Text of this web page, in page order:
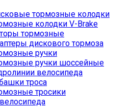
тормозные колодки
колодки V-Brake
тормозные
дискового тормоза
ручки
ручки шоссейные
велосипеда
троса
тросики